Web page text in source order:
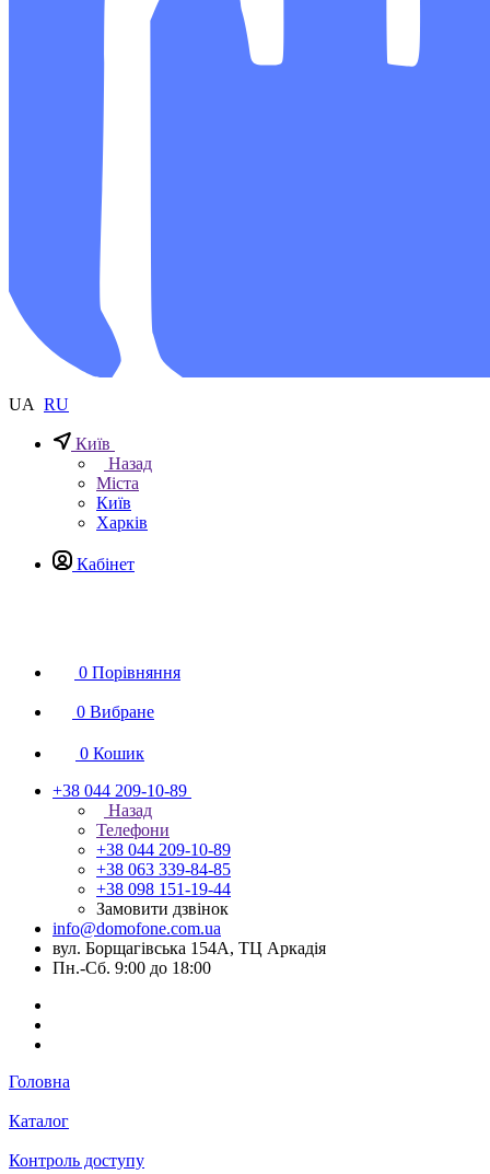
UA RU
Київ
Назад
Міста
Київ
Харків
Кабінет
0 Порівняння
0 Вибране
0 Кошик
+38 044 209-10-89
Назад
Телефони
+38 044 209-10-89
+38 063 339-84-85
+38 098 151-19-44
Замовити дзвінок
info@domofone.com.ua
вул. Борщагівська 154А, ТЦ Аркадія
Пн.-Сб. 9:00 до 18:00
Головна
Каталог
Контроль доступу